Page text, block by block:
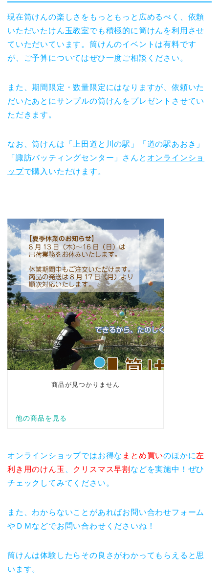
現在筒けんの楽しさをもっともっと広めるべく、依頼
いただいたけん玉教室でも積極的に筒けんを利用させ
ていただいています。筒けんのイベントは有料です
が、ご予算についてはぜひ一度ご相談ください。
また、期間限定・数量限定にはなりますが、依頼いた
だいたあとにサンプルの筒けんをプレゼントさせてい
ただきます。
なお、筒けんは「上田道と川の駅」「道の駅あおき」
「諏訪バッティングセンター」さんと オンラインショ
ップで購入いただけます。
オンラインショップではお得な まとめ買いのほかに左
利き用のけん玉 、 クリスマス早割 などを実施中！ぜひ
チェックしてみてください。
また、わからないことがあればお問い合わせフォーム
やＤＭなどでお問い合わせくださいね！
筒けんは体験したらその良さがわかってもらえると思
います。